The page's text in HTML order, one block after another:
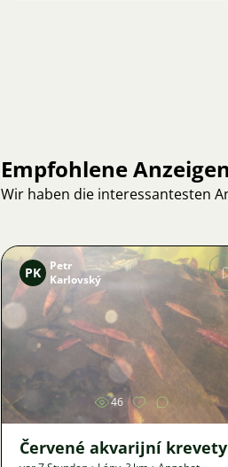
Empfohlene Anzeigen
Wir haben die interessantesten
Bild
PK
Petr
Karlovský
46
Červené akvarijní krevety